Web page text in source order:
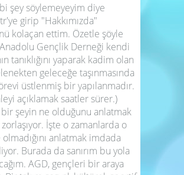
bi şey söylemeyeyim diye
girip "Hakkımızda"
kolaçan ettim. Özetle şöyle
Anadolu Gençlik Derneği kendi
tanıklığını yaparak kadim olan
geleceğe taşınmasında
üstlenmiş bir yapılanmadır.
açıklamak saatler sürer.)
bir şeyin ne olduğunu anlatmak
İşte o zamanlarda o
anlatmak imdada
Burada da sanırım bu yola
AGD, gençleri bir araya